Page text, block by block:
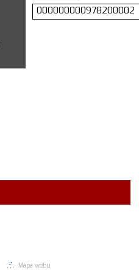
000000000978200002
Mapa webu